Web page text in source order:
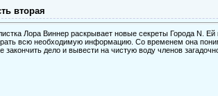
вторая
Лора Виннер раскрывает новые секреты Города N.
всю необходимую информацию. Со временем она
закончить дело и вывести на чистую воду членов